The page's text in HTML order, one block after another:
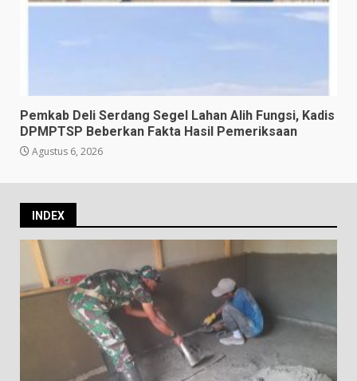
Pemkab Deli Serdang Segel Lahan Alih Fungsi, Kadis
DPMPTSP Beberkan Fakta Hasil Pemeriksaan
Agustus 6, 2026
INDEX